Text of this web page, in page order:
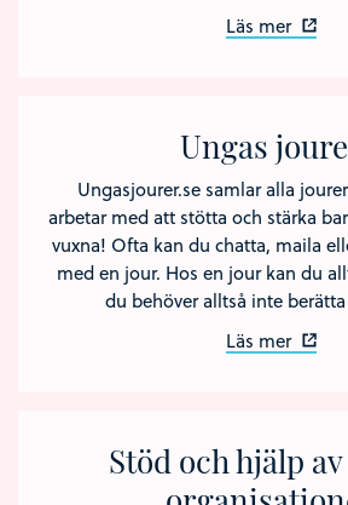
Läs mer
Ungas
Ungasjourer.se samlar alla
arbetar med att stötta och stärka
vuxna! Ofta kan du chatta, maila
med en jour. Hos en jour kan du
du behöver alltså inte
Läs mer
Stöd och hjälp